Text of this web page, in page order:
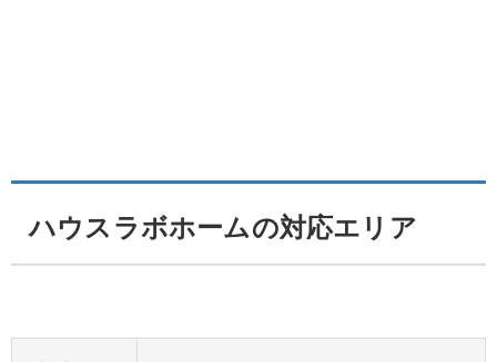
ハウスラボホームの対応エリア